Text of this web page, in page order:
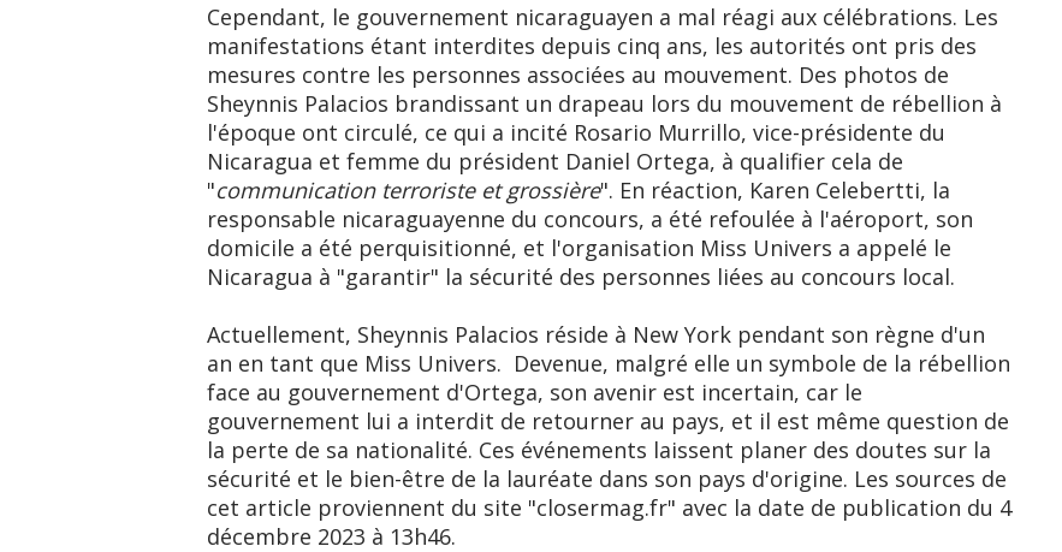
Cependant, le gouvernement nicaraguayen a mal réagi aux célébrations. Les
manifestations étant interdites depuis cinq ans, les autorités ont pris des
mesures contre les personnes associées au mouvement. Des photos de
Sheynnis Palacios brandissant un drapeau lors du mouvement de rébellion à
l'époque ont circulé, ce qui a incité Rosario Murrillo, vice-présidente du
Nicaragua et femme du président Daniel Ortega, à qualifier cela de
"communication terroriste et grossière". En réaction, Karen Celebertti, la
responsable nicaraguayenne du concours, a été refoulée à l'aéroport, son
domicile a été perquisitionné, et l'organisation Miss Univers a appelé le
Nicaragua à "garantir" la sécurité des personnes liées au concours local.
Actuellement, Sheynnis Palacios réside à New York pendant son règne d'un
an en tant que Miss Univers. Devenue, malgré elle un symbole de la rébellion
face au gouvernement d'Ortega, son avenir est incertain, car le
gouvernement lui a interdit de retourner au pays, et il est même question de
la perte de sa nationalité. Ces événements laissent planer des doutes sur la
sécurité et le bien-être de la lauréate dans son pays d'origine. Les sources de
cet article proviennent du site "closermag.fr" avec la date de publication du 4
décembre 2023 à 13h46.